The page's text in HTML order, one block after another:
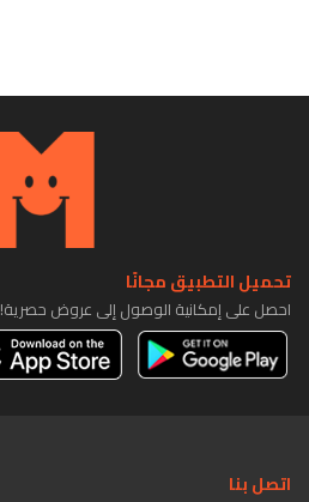
تحميل التطبيق مجانًا
احصل على إمكانية الوصول إلى عروض حصرية!
اتصل بنا